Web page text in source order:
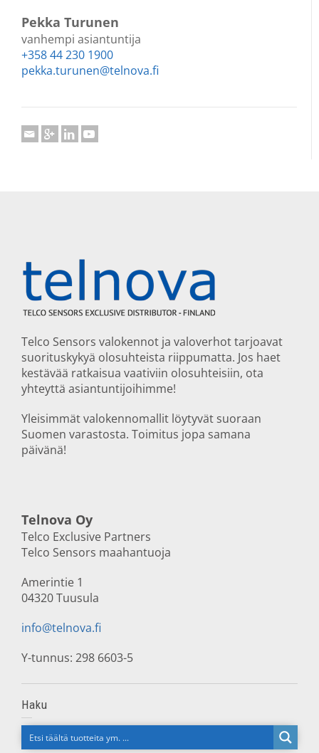
Pekka Turunen
vanhempi asiantuntija
+358 44 230 1900
pekka.turunen@telnova.fi
Telco Sensors valokennot ja valoverhot tarjoavat
suorituskykyä olosuhteista riippumatta. Jos haet
kestävää ratkaisua vaativiin olosuhteisiin, ota
yhteyttä asiantuntijoihimme!
Yleisimmät valokennomallit löytyvät suoraan
Suomen varastosta. Toimitus jopa samana
päivänä!
Telnova Oy
Telco Exclusive Partners
Telco Sensors maahantuoja
Amerintie 1
04320 Tuusula
info@telnova.fi
Y-tunnus: 298 6603-5
Haku